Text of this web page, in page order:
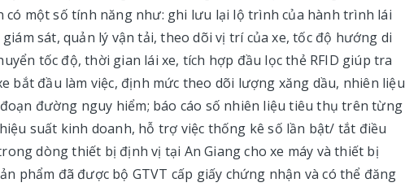
có một số tính năng như: ghi lưu lại lộ trình của hành trình lái
sát, quản lý vận tải, theo dõi vị trí của xe, tốc độ hướng di
tốc độ, thời gian lái xe, tích hợp đầu lọc thẻ RFID giúp tra
bắt đầu làm việc, định mức theo dõi lượng xăng dầu, nhiên liệu
đường nguy hiểm; báo cáo số nhiên liệu tiêu thụ trên từng
suất kinh doanh, hỗ trợ việc thống kê số lần bật/ tắt điều
dòng thiết bị định vị tại An Giang cho xe máy và thiết bị
phẩm đã được bộ GTVT cấp giấy chứng nhận và có thể đăng